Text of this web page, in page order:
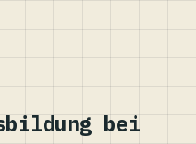
bei